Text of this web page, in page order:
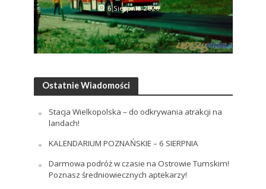
6 Sierpnia 2026
Ostatnie Wiadomości
Stacja Wielkopolska – do odkrywania atrakcji na
landach!
KALENDARIUM POZNAŃSKIE – 6 SIERPNIA
Darmowa podróż w czasie na Ostrowie Tumskim!
Poznasz średniowiecznych aptekarzy!